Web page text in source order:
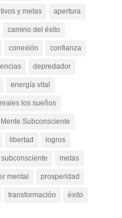
y metas apertura
camino del éxito
conexión confianza
depredador
energía vital
los sueños
Subconsciente
libertad logros
metas
mental prosperidad
transformación éxito